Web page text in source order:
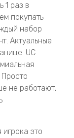
1 раз в
покупать
набор
Актуальные
UC
Просто
не работают,
это